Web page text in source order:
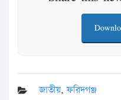
জাতীয়,ফরিদগঞ্জ